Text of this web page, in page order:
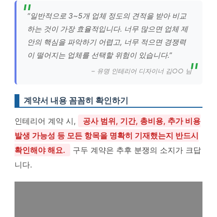
“일반적으로 3~5개 업체 정도의 견적을 받아 비교
하는 것이 가장 효율적입니다. 너무 많으면 업체 제
안의 핵심을 파악하기 어렵고, 너무 적으면 경쟁력
이 떨어지는 업체를 선택할 위험이 있습니다.”
– 유명 인테리어 디자이너 김○○ 님
계약서 내용 꼼꼼히 확인하기
인테리어 계약 시,
공사 범위, 기간, 총비용, 추가 비용
발생 가능성 등 모든 항목을 명확히 기재했는지 반드시
확인해야 해요.
구두 계약은 추후 분쟁의 소지가 크답
니다.